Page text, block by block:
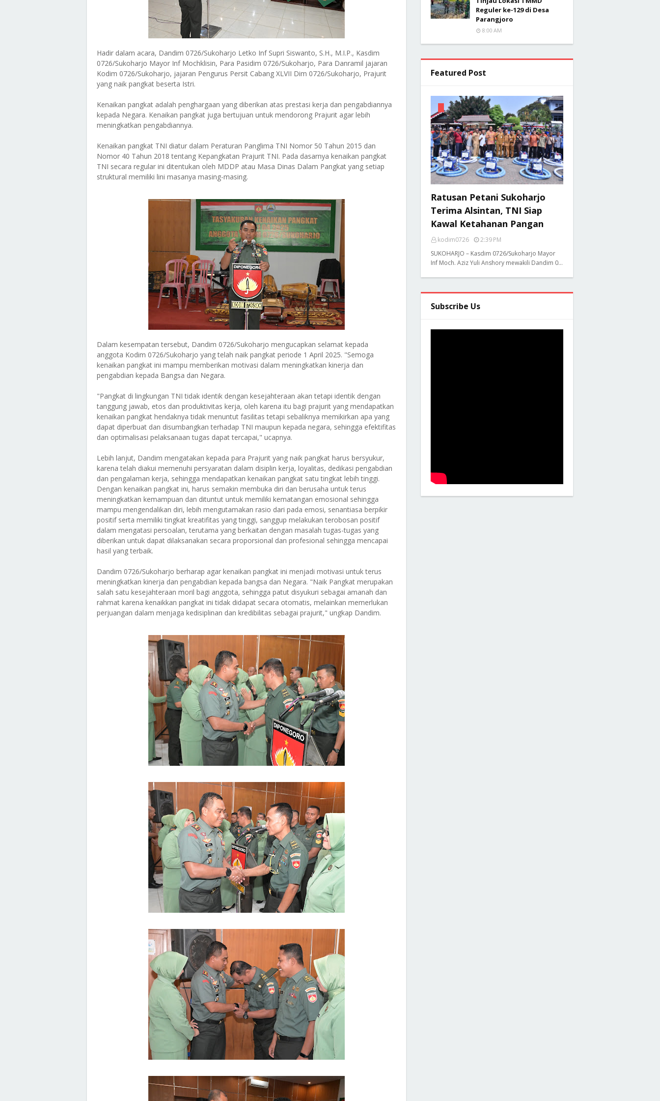
Hadir dalam acara, Dandim 0726/Sukoharjo Letko Inf Supri Siswanto, S.H., M.I.P., Kasdim
0726/Sukoharjo Mayor Inf Mochklisin, Para Pasidim 0726/Sukoharjo, Para Danramil jajaran
Kodim 0726/Sukoharjo, jajaran Pengurus Persit Cabang XLVII Dim 0726/Sukoharjo, Prajurit
yang naik pangkat beserta Istri.
Kenaikan pangkat adalah penghargaan yang diberikan atas prestasi kerja dan pengabdiannya
kepada Negara. Kenaikan pangkat juga bertujuan untuk mendorong Prajurit agar lebih
meningkatkan pengabdiannya.
Kenaikan pangkat TNI diatur dalam Peraturan Panglima TNI Nomor 50 Tahun 2015 dan
Nomor 40 Tahun 2018 tentang Kepangkatan Prajurit TNI. Pada dasarnya kenaikan pangkat
TNI secara regular ini ditentukan oleh MDDP atau Masa Dinas Dalam Pangkat yang setiap
struktural memiliki lini masanya masing-masing.
Dalam kesempatan tersebut, Dandim 0726/Sukoharjo mengucapkan selamat kepada
anggota Kodim 0726/Sukoharjo yang telah naik pangkat periode 1 April 2025. "Semoga
kenaikan pangkat ini mampu memberikan motivasi dalam meningkatkan kinerja dan
pengabdian kepada Bangsa dan Negara.
"Pangkat di lingkungan TNI tidak identik dengan kesejahteraan akan tetapi identik dengan
tanggung jawab, etos dan produktivitas kerja, oleh karena itu bagi prajurit yang mendapatkan
kenaikan pangkat hendaknya tidak menuntut fasilitas tetapi sebaliknya memikirkan apa yang
dapat diperbuat dan disumbangkan terhadap TNI maupun kepada negara, sehingga efektifitas
dan optimalisasi pelaksanaan tugas dapat tercapai," ucapnya.
Lebih lanjut, Dandim mengatakan kepada para Prajurit yang naik pangkat harus bersyukur,
karena telah diakui memenuhi persyaratan dalam disiplin kerja, loyalitas, dedikasi pengabdian
dan pengalaman kerja, sehingga mendapatkan kenaikan pangkat satu tingkat lebih tinggi.
Dengan kenaikan pangkat ini, harus semakin membuka diri dan berusaha untuk terus
meningkatkan kemampuan dan dituntut untuk memiliki kematangan emosional sehingga
mampu mengendalikan diri, lebih mengutamakan rasio dari pada emosi, senantiasa berpikir
positif serta memiliki tingkat kreatifitas yang tinggi, sanggup melakukan terobosan positif
dalam mengatasi persoalan, terutama yang berkaitan dengan masalah tugas-tugas yang
diberikan untuk dapat dilaksanakan secara proporsional dan profesional sehingga mencapai
hasil yang terbaik.
Dandim 0726/Sukoharjo berharap agar kenaikan pangkat ini menjadi motivasi untuk terus
meningkatkan kinerja dan pengabdian kepada bangsa dan Negara. "Naik Pangkat merupakan
salah satu kesejahteraan moril bagi anggota, sehingga patut disyukuri sebagai amanah dan
rahmat karena kenaikkan pangkat ini tidak didapat secara otomatis, melainkan memerlukan
perjuangan dalam menjaga kedisiplinan dan kredibilitas sebagai prajurit," ungkap Dandim.
Reguler ke-129 di Desa
Parangjoro
8:00 AM
Featured Post
Ratusan Petani Sukoharjo
Terima Alsintan, TNI Siap
Kawal Ketahanan Pangan
kodim0726
2:39 PM
SUKOHARJO – Kasdim 0726/Sukoharjo Mayor
Inf Moch. Aziz Yuli Anshory mewakili Dandim 0…
Subscribe Us